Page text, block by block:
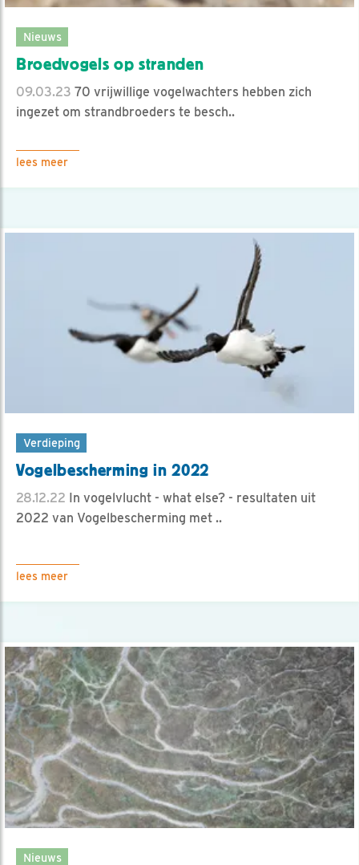
Nieuws
Broedvogels op stranden
09.03.23 70 vrijwillige vogelwachters hebben zich
ingezet om strandbroeders te besch..
lees meer
Verdieping
Vogelbescherming in 2022
28.12.22 In vogelvlucht - what else? - resultaten uit
2022 van Vogelbescherming met ..
lees meer
Nieuws